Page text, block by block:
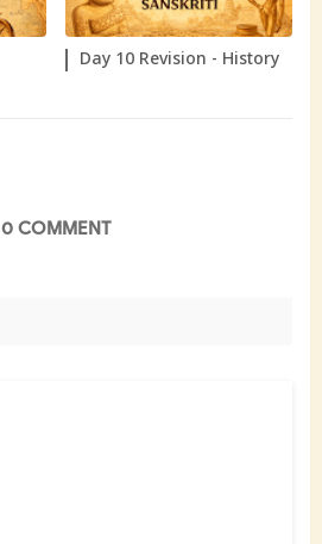
Day 10 Revision - History
0 COMMENT